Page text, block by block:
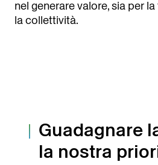
nel generare valore, sia per
la collettività.
Guadagnare
la nostra